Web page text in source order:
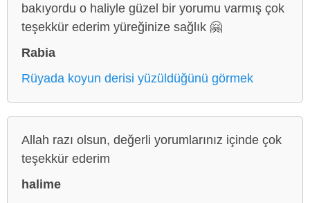
bakıyordu o haliyle güzel bir yorumu varmış çok
teşekkür ederim yüreğinize sağlık 🤗
Rabia
Rüyada koyun derisi yüzüldüğünü görmek
Allah razı olsun, değerli yorumlarınız içinde çok
teşekkür ederim
halime